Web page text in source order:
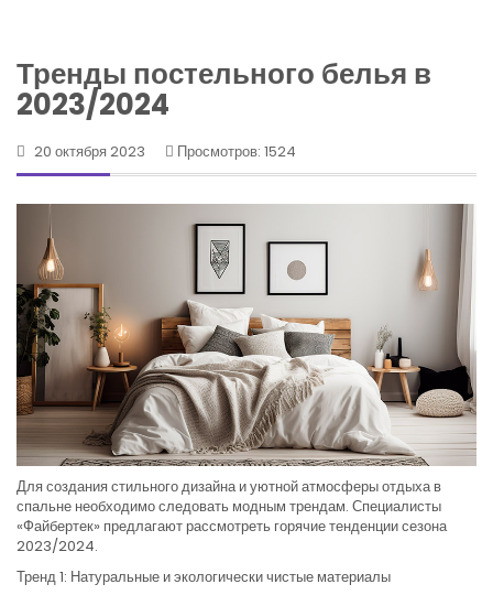
Тренды постельного белья в
2023/2024
20 октября 2023 Просмотров: 1524
Для создания стильного дизайна и уютной атмосферы отдыха в
спальне необходимо следовать модным трендам. Специалисты
«Файбертек» предлагают рассмотреть горячие тенденции сезона
2023/2024.
Тренд 1: Натуральные и экологически чистые материалы